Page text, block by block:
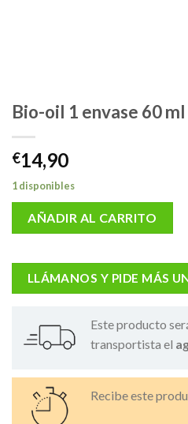
Bio-oil 1 envase 60 ml
€14,90
1 disponibles
AÑADIR AL CARRITO
LLÁMANOS Y PIDE MÁS
Este producto
transportista el
Recibe este